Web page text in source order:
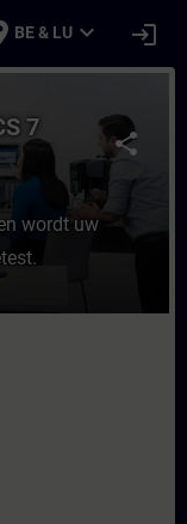
BE & LU expand_more login
share
7
wordt uw